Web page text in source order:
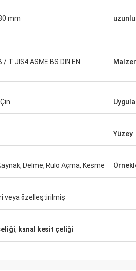
mm
/ T JIS4 ASME BS DIN EN.
Yüzey
Delme, Rulo Açma, Kesme
veya özelleştirilmiş
, kanal kesit çeliği